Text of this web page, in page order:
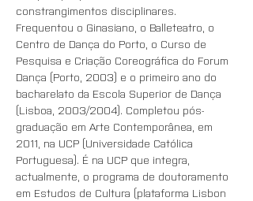
constrangimentos disciplinares.
Frequentou o Ginasiano, o Balleteatro, o
Centro de Dança do Porto, o Curso de
Pesquisa e Criação Coreográfica do Forum
Dança (Porto, 2003) e o primeiro ano do
bacharelato da Escola Superior de Dança
(Lisboa, 2003/2004). Completou pós-
graduação em Arte Contemporânea, em
2011, na UCP (Universidade Católica
Portuguesa). É na UCP que integra,
actualmente, o programa de doutoramento
em Estudos de Cultura (plataforma Lisbon